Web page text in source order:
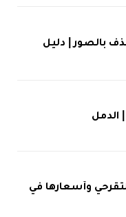
بالصور | دليل
الدمل
وأسعارها في